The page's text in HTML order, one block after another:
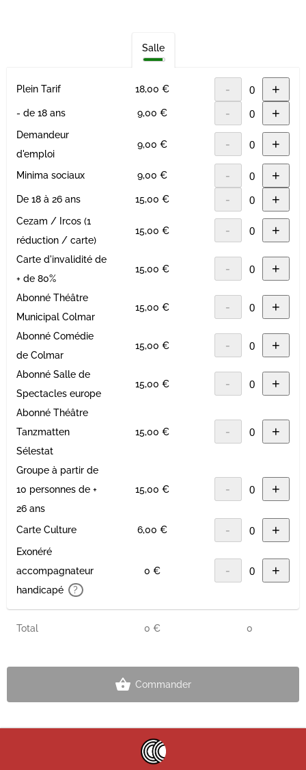
Salle
Plein Tarif 18,00 € - +
- de 18 ans 9,00 € - +
Demandeur
d'emploi
9,00 € - +
Minima sociaux 9,00 € - +
De 18 à 26 ans 15,00 € - +
Cezam / Ircos (1
réduction / carte)
15,00 € - +
Carte d'invalidité de
+ de 80%
15,00 € - +
Abonné Théâtre
Municipal Colmar
15,00 € - +
Abonné Comédie
de Colmar
15,00 € - +
Abonné Salle de
Spectacles europe
15,00 € - +
Abonné Théâtre
Tanzmatten
Sélestat
15,00 € - +
Groupe à partir de
10 personnes de +
26 ans
15,00 € - +
Carte Culture 6,00 € - +
Exonéré
accompagnateur
handicapé
?
0 € - +
Total 0 € 0
Commander